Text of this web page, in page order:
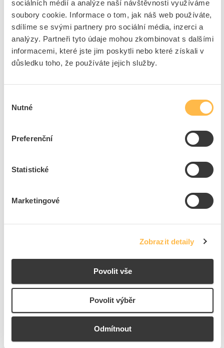
sociálních médií a analýze naší návštěvnosti využíváme
soubory cookie. Informace o tom, jak náš web používáte,
sdílíme se svými partnery pro sociální média, inzerci a
analýzy. Partneři tyto údaje mohou zkombinovat s dalšími
informacemi, které jste jim poskytli nebo které získali v
důsledku toho, že používáte jejich služby.
souhlasu
Nutné
Preferenční
Statistické
Marketingové
Zobrazit detaily
Povolit vše
Povolit výběr
Odmítnout
Kód výrobce
38140
Značka
KANLUX
Cena s DPH 905,66 Kč/ks
KANLUX Svítidlo LED MAH PRO 52W 4000K
prachotěsné